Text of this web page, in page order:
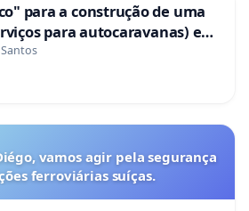
para a construção de uma
para autocaravanas) em
vamos agir pela segurança
ferroviárias suíças.